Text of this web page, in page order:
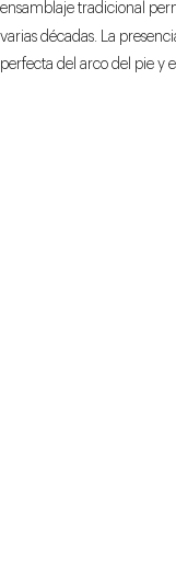
ensamblaje tradicional
varias décadas. La
perfecta del arco del pie y